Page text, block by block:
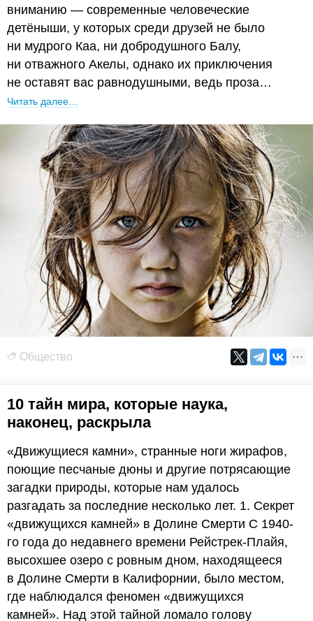
вниманию — современные человеческие
детёныши, у которых среди друзей не было
ни мудрого Каа, ни добродушного Балу,
ни отважного Акелы, однако их приключения
не оставят вас равнодушными, ведь проза…
Читать далее…
Общество
10 тайн мира, которые наука,
наконец, раскрыла
«Движущиеся камни», странные ноги жирафов,
поющие песчаные дюны и другие потрясающие
загадки природы, которые нам удалось
разгадать за последние несколько лет. 1. Секрет
«движущихся камней» в Долине Смерти С 1940-
го года до недавнего времени Рейстрек-Плайя,
высохшее озеро с ровным дном, находящееся
в Долине Смерти в Калифорнии, было местом,
где наблюдался феномен «движущихся
камней». Над этой тайной ломало голову